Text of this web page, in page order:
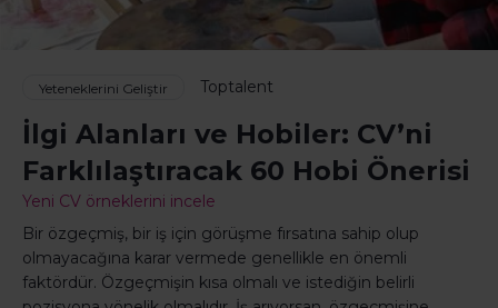
Yeteneklerini Geliştir Toptalent
İlgi Alanları ve Hobiler: CV’ni
Farklılaştıracak 60 Hobi Önerisi
Yeni CV örneklerini incele
Bir özgeçmiş, bir iş için görüşme fırsatına sahip olup
olmayacağına karar vermede genellikle en önemli
faktördür. Özgeçmişin kısa olmalı ve istediğin belirli